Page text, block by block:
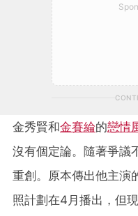
金秀賢和金賽綸的戀情
沒有個定論。隨著爭議
重創。原本傳出他主演
照計劃在4月播出，但